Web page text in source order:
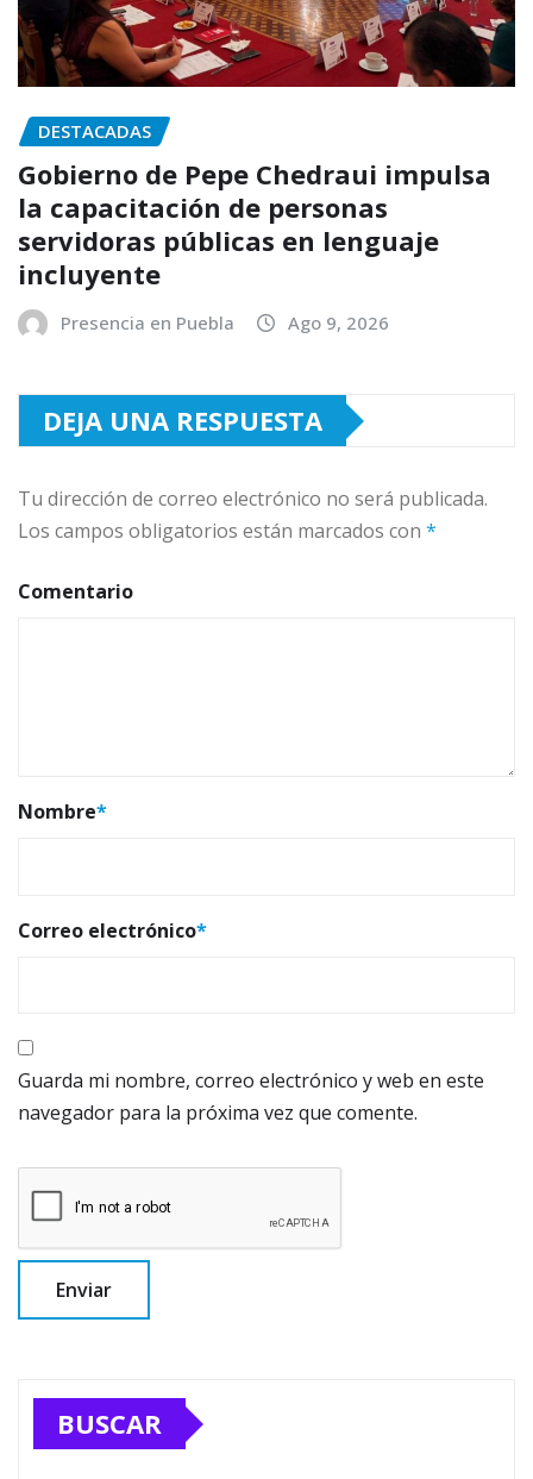
DESTACADAS
Gobierno de Pepe Chedraui impulsa
la capacitación de personas
servidoras públicas en lenguaje
incluyente
Presencia en Puebla Ago 9, 2026
DEJA UNA RESPUESTA
Tu dirección de correo electrónico no será publicada.
Los campos obligatorios están marcados con *
Comentario
Nombre*
Correo electrónico*
Guarda mi nombre, correo electrónico y web en este
navegador para la próxima vez que comente.
BUSCAR